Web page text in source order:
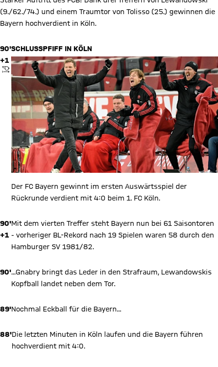
gespeichert und Sie können dies jederzeit in der Cookie-
Einwilligungslösungändern. Details:Datenschutzerklärung
(9./62./74.) und einem Traumtor von Tolisso (25.) gewinnen die
Bayern hochverdient in Köln.
90'
+1
ANPFIFF
SCHLUSSPFIFF IN KÖLN
Der FC Bayern gewinnt im ersten Auswärtsspiel der
Rückrunde verdient mit 4:0 beim 1. FC Köln.
90'
+1
Mit dem vierten Treffer steht Bayern nun bei 61 Saisontoren
- vorheriger BL-Rekord nach 19 Spielen waren 58 durch den
Hamburger SV 1981/82.
90'...Gnabry bringt das Leder in den Strafraum, Lewandowskis
Kopfball landet neben dem Tor.
89'Nochmal Eckball für die Bayern...
88'Die letzten Minuten in Köln laufen und die Bayern führen
hochverdient mit 4:0.